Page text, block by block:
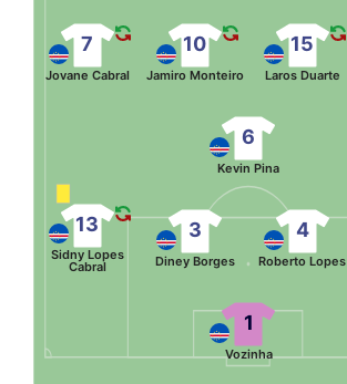
1
Vozinha
13
Sidny Lopes
Cabral
3
Diney Borges
4
Roberto Lopes
6
Kevin Pina
7
Jovane Cabral
10
Jamiro Monteiro
15
Laros Duarte